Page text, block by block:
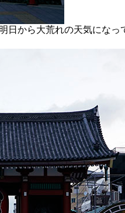
から大荒れの天気になっ